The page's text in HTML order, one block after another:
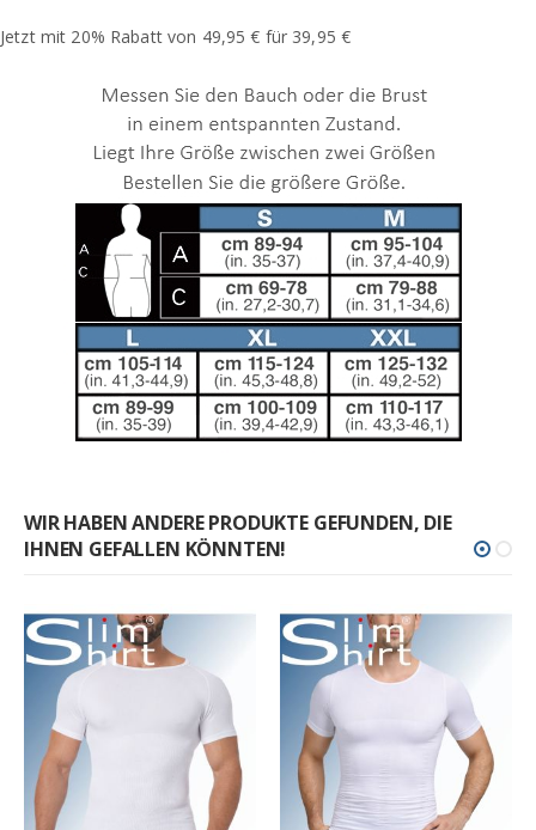
Jetzt mit 20% Rabatt von 49,95 € für 39,95 €
WIR HABEN ANDERE PRODUKTE GEFUNDEN, DIE
IHNEN GEFALLEN KÖNNTEN!